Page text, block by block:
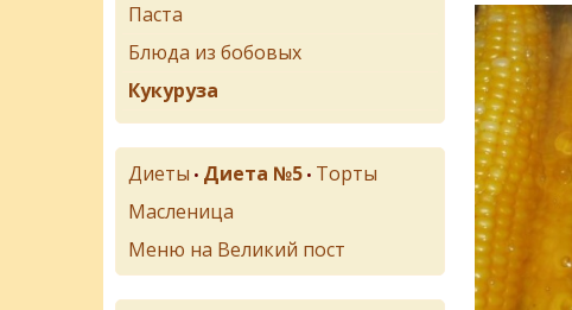
Паста
Блюда из бобовых
Кукуруза
Диеты • Диета №5 • Торты
Масленица
Меню на Великий пост